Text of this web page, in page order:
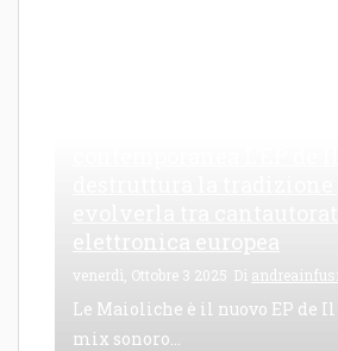
venerdì, Ottobre 3 2025 Di
Le Maioliche è il nuovo EP de
mix sonoro...